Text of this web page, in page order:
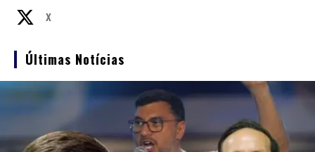
X
Últimas Notícias